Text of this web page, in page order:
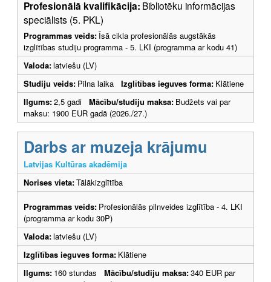
Profesionālā kvalifikācija: Bibliotēku informācijas
speciālists (5. PKL)
Programmas veids:Īsā cikla profesionālās augstākās
izglītības studiju programma - 5. LKI (programma ar kodu 41)
Valoda:latviešu (LV)
Studiju veids: Pilna laika Izglītības ieguves forma: Klātiene
Ilgums:2,5 gadi Mācību/studiju maksa: Budžets vai par
maksu: 1900 EUR gadā (2026./27.)
Darbs ar muzeja krājumu
Latvijas Kultūras akadēmija
Norises vieta:Tālākizglītība
Programmas veids: Profesionālās pilnveides izglītība - 4. LKI
(programma ar kodu 30P)
Valoda:latviešu (LV)
Izglītības ieguves forma: Klātiene
Ilgums: 160 stundas Mācību/studiju maksa:340 EUR par